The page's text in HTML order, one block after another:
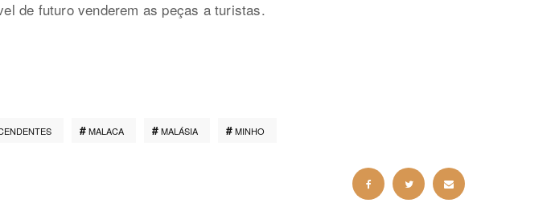
de futuro venderem as peças a turistas.
MALACA MALÁSIA MINHO